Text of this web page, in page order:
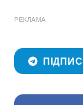
РЕКЛАМА